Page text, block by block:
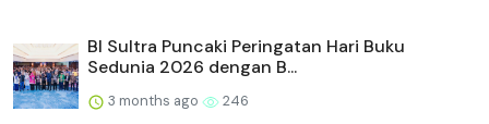
BI Sultra Puncaki Peringatan Hari Buku
Sedunia 2026 dengan B...
3 months ago 246